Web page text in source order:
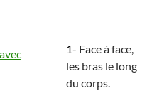
1- Face à face,
les bras le long
du corps.